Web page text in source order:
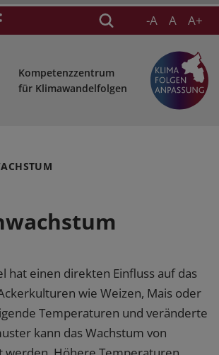
-A A A+
Kompetenzzentrum
für Klimawandelfolgen
hat einen direkten Einfluss auf das
wie Weizen, Mais oder
Temperaturen und veränderte
kann das Wachstum von